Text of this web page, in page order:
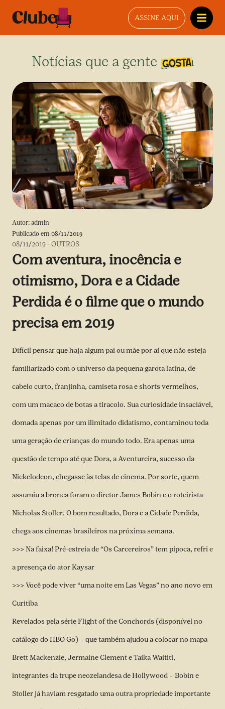
ASSINE AQUI
Notícias que a gente gosta
Autor: admin
Publicado em 08/11/2019
08/11/2019 -OUTROS
Com aventura, inocência e
otimismo, Dora e a Cidade
Perdida é o filme que o mundo
precisa em 2019
Difícil pensar que haja algum pai ou mãe por aí que não esteja
familiarizado com o universo da pequena garota latina, de
cabelo curto, franjinha, camiseta rosa e shorts vermelhos,
com um macaco de botas a tiracolo. Sua curiosidade insaciável,
domada apenas por um ilimitado didatismo, contaminou toda
uma geração de crianças do mundo todo. Era apenas uma
questão de tempo até que Dora, a Aventureira, sucesso da
Nickelodeon, chegasse às telas de cinema. Por sorte, quem
assumiu a bronca foram o diretor James Bobin e o roteirista
Nicholas Stoller. O bom resultado, Dora e a Cidade Perdida,
chega aos cinemas brasileiros na próxima semana.
>>> Na faixa! Pré-estreia de “Os Carcereiros” tem pipoca, refri e
a presença do ator Kaysar
>>> Você pode viver “uma noite em Las Vegas” no ano novo em
Curitiba
Revelados pela série Flight of the Conchords (disponível no
catálogo do HBO Go) – que também ajudou a colocar no mapa
Brett Mackenzie, Jermaine Clement e Taika Waititi,
integrantes da trupe neozelandesa de Hollywood – Bobin e
Stoller já haviam resgatado uma outra propriedade importante